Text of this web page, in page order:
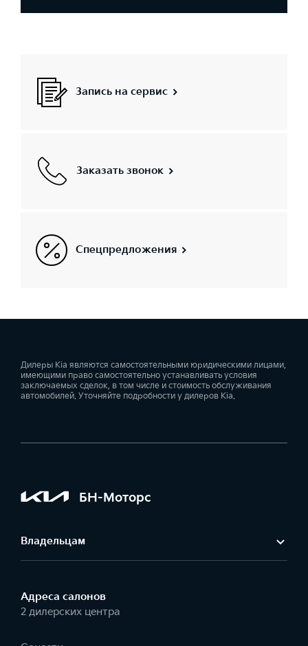
Запись на сервис
Заказать звонок
Спецпредложения
Дилеры Kia являются самостоятельными юридическими лицами,
имеющими право самостоятельно устанавливать условия
заключаемых сделок, в том числе и стоимость обслуживания
автомобилей. Уточняйте подробности у дилеров Kia.
БН-Моторс
Владельцам
Адреса салонов
2 дилерских центра